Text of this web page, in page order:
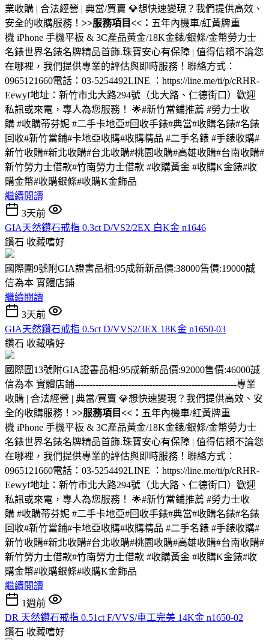
業收購 | 合法經營 | 典當/買賣 💎想快速變現？我們提供高效、
安全的收購服務！ >>服務項目<<： 五年內機車/紅黃牌重
機 iPhone 手機平板 & 3C產品黃金/18K金錶/銀條/金幣勞力士
名錶世界名錶名牌精品首飾.珠寶安心有保障 | 值得信賴不論您
在哪裡，我們提供專業的評估與即時服務！聯絡方式：
0965121660電話：03-5254492LINE ：https://line.me/ti/p/cRHR-
Eewyf地址：新竹市北大路294號（北大路、仁德街口）歡迎
私訊或來電，專人為您服務！ 🌟#新竹當鋪推薦 #勞力士收
購 #收購蒂芬妮 #二手卡地亞#回收手錶#典當#收購名錶#名錶
回收#新竹當鋪#卡地亞收購#收購精品 #二手名錶 #手錶收購#
新竹收購#新北收購#台北收購#桃園收購#高雄收購#台南收購#
新竹勞力士借款#竹南勞力士借款 #收購黃金 #收購K金錶#收
購金幣#收購銀條#收購K金飾品
繼續閱讀
3天前
GIA天然鑽石戒指 0.3ct D/VS2/2EX 白K金 n1646
鑽石 收藏嗜好
國際圍9號附GIA證書品相:95成新新品價:38000售價:19000誠
信為本 實體店鋪
繼續閱讀
3天前
GIA天然鑽石戒指 0.5ct D/VVS2/3EX 18K金 n1650-03
鑽石 收藏嗜好
國際圍13號附GIA證書品相:95成新新品價:92000售價:46000誠
信為本 實體店鋪------------------------------------------------------專業
收購 | 合法經營 | 典當/買賣 💎想快速變現？我們提供高效、安
全的收購服務！ >>服務項目<<： 五年內機車/紅黃牌重
機 iPhone 手機平板 & 3C產品黃金/18K金錶/銀條/金幣勞力士
名錶世界名錶名牌精品首飾.珠寶安心有保障 | 值得信賴不論您
在哪裡，我們提供專業的評估與即時服務！聯絡方式：
0965121660電話：03-5254492LINE ：https://line.me/ti/p/cRHR-
Eewyf地址：新竹市北大路294號（北大路、仁德街口）歡迎
私訊或來電，專人為您服務！ 🌟#新竹當鋪推薦 #勞力士收
購 #收購蒂芬妮 #二手卡地亞#回收手錶#典當#收購名錶#名錶
回收#新竹當鋪#卡地亞收購#收購精品 #二手名錶 #手錶收購#
新竹收購#新北收購#台北收購#桃園收購#高雄收購#台南收購#
新竹勞力士借款#竹南勞力士借款 #收購黃金 #收購K金錶#收
購金幣#收購銀條#收購K金飾品
繼續閱讀
1週前
DR 天然鑽石戒指 0.51ct F/VVS/車工完美 14K金 n1650-02
鑽石 收藏嗜好